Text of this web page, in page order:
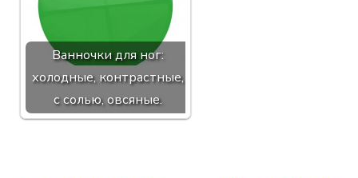
Ванночки для ног:
холодные, контрастные,
с солью, овсяные.